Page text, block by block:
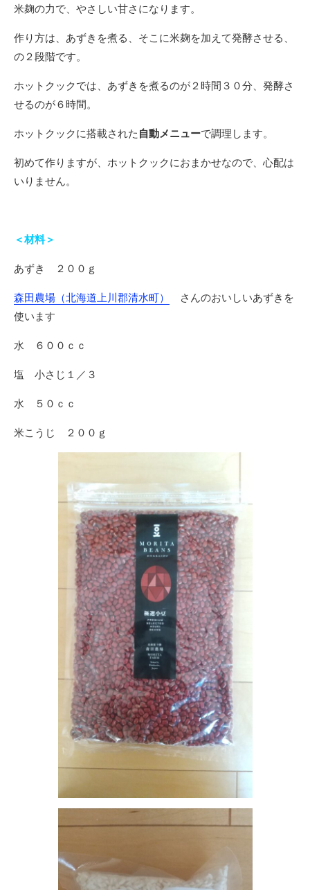
米麹の力で、やさしい甘さになります。
作り方は、あずきを煮る、そこに米麹を加えて発酵させる、
の２段階です。
ホットクックでは、あずきを煮るのが２時間３０分、発酵さ
せるのが６時間。
ホットクックに搭載された 自動メニューで調理します。
初めて作りますが、ホットクックにおまかせなので、心配は
いりません。
＜材料＞
あずき ２００ｇ
森田農場（北海道上川郡清水町）
さんのおいしいあずきを
使います
水 ６００ｃｃ
塩 小さじ１／３
水 ５０ｃｃ
米こうじ ２００ｇ